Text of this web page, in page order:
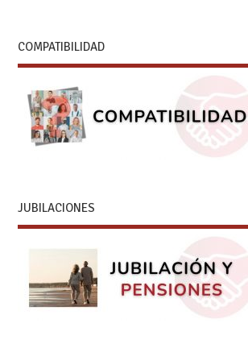
COMPATIBILIDAD
JUBILACIONES